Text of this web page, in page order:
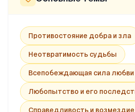
Противостояние добра и зла
Неотвратимость судьбы
Всепобеждающая сила любви
Любопытство и его
Справедливость и возмездие